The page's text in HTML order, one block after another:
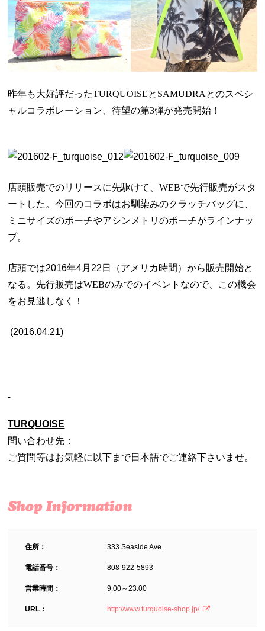
昨年も大好評だったTURQUOISEと SAMUDRA とのスペシ
ャルコラボレーション、待望の第3弾が発売開始！
店頭販売でのリリースに先駆けて、WEBで先行販売がスタ
ートした。今回のコラボはお馴染みのクラッチバッグに、
ミニサイズのポーチやアシンメトリのポーチがラインナッ
プ。
店頭では2016年4月22日（アメリカ時間）から販売開始と
なる。先行販売はWEBのみでのイベントなので、この機会
をお見逃しなく！
(2016.04.21)
TURQUOISE
問い合わせ先：
ご質問等はお気軽に以下まで日本語でご連絡下さいませ。
住所： 333 Seaside Ave.
電話番号： 808-922-5893
営業時間： 9:00～23:00
URL： http://www.turquoise-shop.jp/